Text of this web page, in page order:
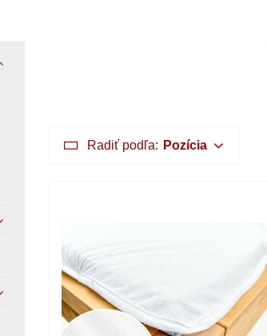
Radiť podľa: Pozícia